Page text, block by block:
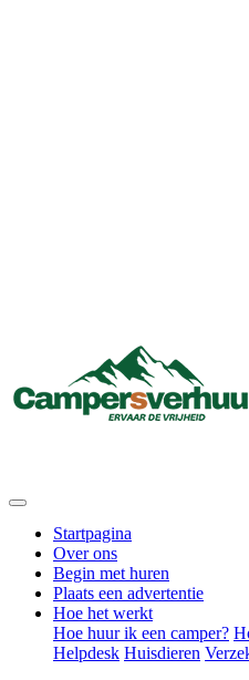
Startpagina
Over ons
Begin met huren
Plaats een advertentie
Hoe het werkt
Hoe huur ik een camper?
Helpdesk Huisdieren